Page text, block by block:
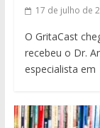
17 de julho de
O GritaCast
recebeu o Dr.
especialista em